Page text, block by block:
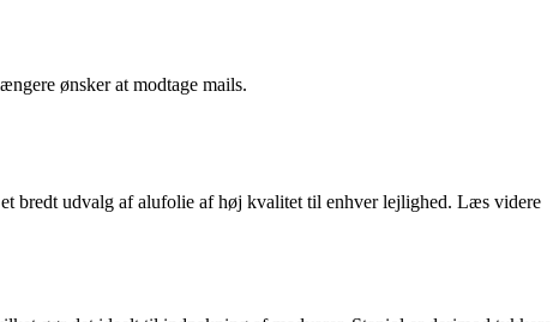
ønsker at modtage mails.
bredt udvalg af alufolie af høj kvalitet til enhver lejlighed. Læs videre